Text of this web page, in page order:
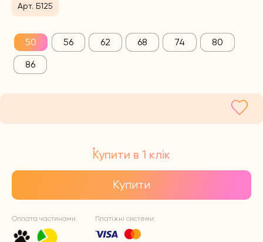
Арт. Б125
50 56 62 68 74
80
86
Купити в 1 клік
Купити
Оплата частинами: Платіжні системи: